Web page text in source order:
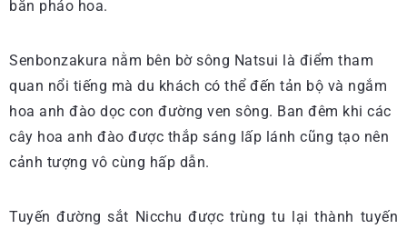
bắn pháo hoa.
Senbonzakura nằm bên bờ sông Natsui là điểm tham
quan nổi tiếng mà du khách có thể đến tản bộ và ngắm
hoa anh đào dọc con đường ven sông. Ban đêm khi các
cây hoa anh đào được thắp sáng lấp lánh cũng tạo nên
cảnh tượng vô cùng hấp dẫn.
Tuyến đường sắt Nicchu được trùng tu lại thành tuyến